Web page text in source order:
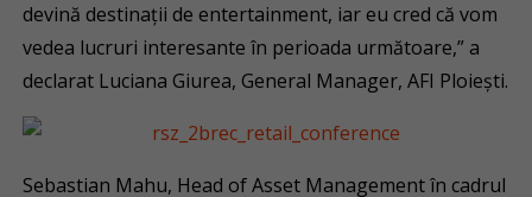
devină destinaţii de entertainment, iar eu cred că vom
vedea lucruri interesante în perioada următoare,” a
declarat Luciana Giurea, General Manager, AFI Ploiești.
Sebastian Mahu, Head of Asset Management în cadrul